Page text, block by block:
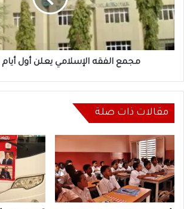
أيام
الفطر
مجمع الفقه الإسلامي يعلن أول
مقالات ذات صلة